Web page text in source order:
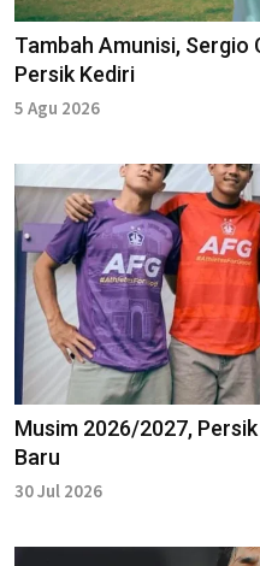
Tambah Amunisi, Sergio
Persik Kediri
5 Agu 2026
Musim 2026/2027,
Baru
30 Jul 2026